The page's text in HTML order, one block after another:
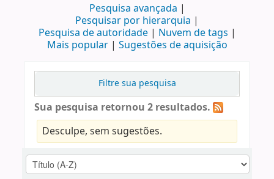
Pesquisa avançada
Pesquisar por hierarquia
Pesquisa de autoridade
Nuvem de tags
Mais popular
Sugestões de aquisição
Filtre sua pesquisa
Sua pesquisa retornou 2 resultados.
Desculpe, sem sugestões.